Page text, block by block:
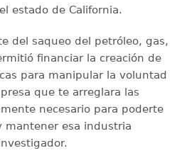
estado de California.
del saqueo del petróleo, gas,
financiar la creación de
para manipular la voluntad
que te arreglara las
necesario para poderte
mantener esa industria